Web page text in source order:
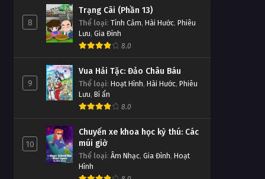
Thử Thách Thần Tượng Tập
Tập 717
Tập Tập 717
Thử Thách Thần Tượng Tập
Tập 716
Tập Tập 716
Thử Thách Thần Tượng Tập
Tập 715
Tập Tập 715
Thử Thách Thần Tượng Tập
651
Thử Thách Thần Tượng Tập
650
Tập 650
Thử Thách Thần Tượng Tập
649
Tập 649
8
Trạng Cãi (Phần 13)
Thể loại: Tình Cảm, Hài Hước, Phiêu
Lưu, Gia Đình
8.0
9
Vua Hải Tặc: Đảo Châu Báu
Thể loại: Hoạt Hình, Hài Hước, Phiêu
Lưu, Bí ẩn
8.0
10
Chuyến xe khoa học kỳ thú: Các
múi giờ
Thể loại: Âm Nhạc, Gia Đình, Hoạt
Hình